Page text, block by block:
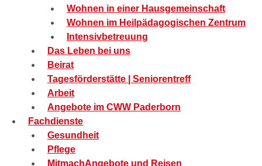
Wohnen in einer Hausgemeinschaft
Wohnen im Heilpädagogischen Zentrum
Intensivbetreuung
Das Leben bei uns
Beirat
Tagesförderstätte | Seniorentreff
Arbeit
Angebote im CWW Paderborn
Fachdienste
Gesundheit
Pflege
MitmachAngebote und Reisen